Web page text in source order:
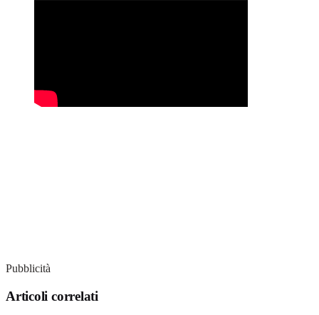
Pubblicità
Articoli correlati